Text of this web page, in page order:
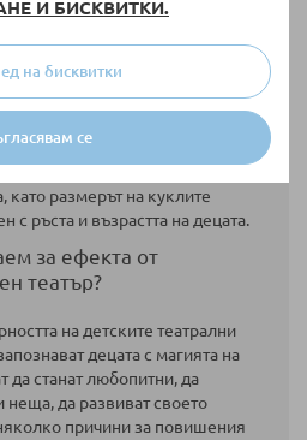
И БИСКВИТКИ.
се
на бисквитки
дали става въпрос за
плюшени играчки, ролева
театъра. За най-малките,
любима играчка, но оказва
и социалното им
като размерът на куклите
с ръста и възрастта на децата.
за ефекта от
театър?
на детските театрални
децата с магията на
да станат любопитни, да
да развиват своето
причини за повишения